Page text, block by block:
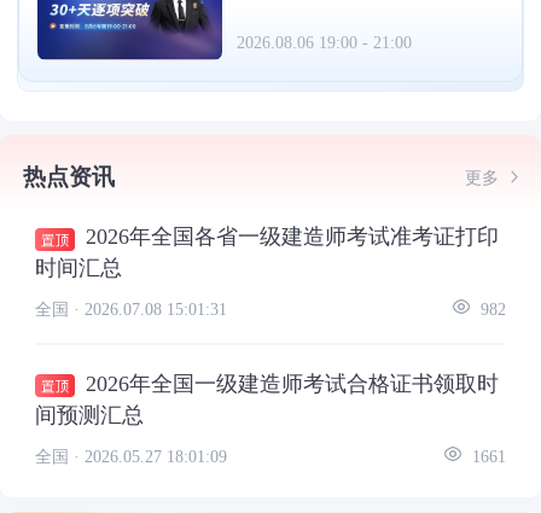
2026.08.06 19:00 - 21:00
热点资讯 更多
2026年全国各省一级建造师考试准考证打印
时间汇总
全国 · 2026.07.08 15:01:31 982
2026年全国一级建造师考试合格证书领取时
间预测汇总
全国 · 2026.05.27 18:01:09 1661